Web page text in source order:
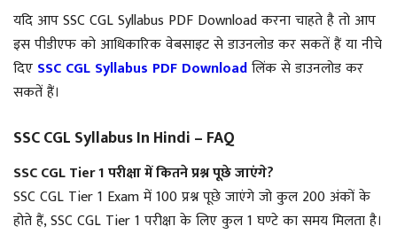
यदि आप SSC CGL Syllabus PDF Download करना चाहते है तो आप
इस पीडीएफ को आधिकारिक वेबसाइट से डाउनलोड कर सकतें हैं या नीचे
दिए SSC CGL Syllabus PDF Downloadलिंक से डाउनलोड कर
सकतें हैं।
SSC CGL Syllabus In Hindi – FAQ
SSC CGL Tier 1 परीक्षा में कितने प्रश्न पूछे जाएंगे?
SSC CGL Tier 1 Exam में 100 प्रश्न पूछे जाएंगे जो कुल 200 अंकों के
होते हैं, SSC CGL Tier 1 परीक्षा के लिए कुल 1 घण्टे का समय मिलता है।